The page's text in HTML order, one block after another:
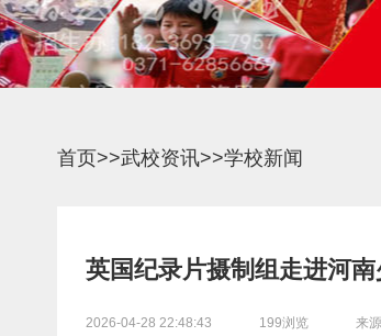
首页>>武校资讯>>学校新闻
英国纪录片摄制组走进河
2026-04-28 22:48:43 199浏览 来